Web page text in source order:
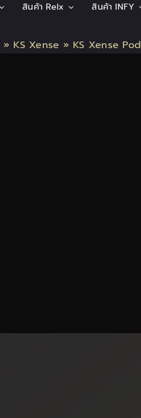
สินค้า Relx สินค้า INFY
» KS Xense » KS Xense Pod